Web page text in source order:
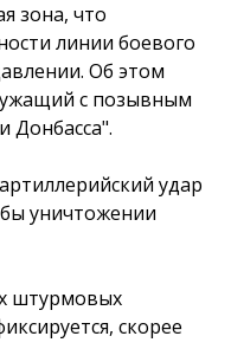
зона, что
линии боевого
Об этом
с позывным
Донбасса".
удар
уничтожении
штурмовых
скорее